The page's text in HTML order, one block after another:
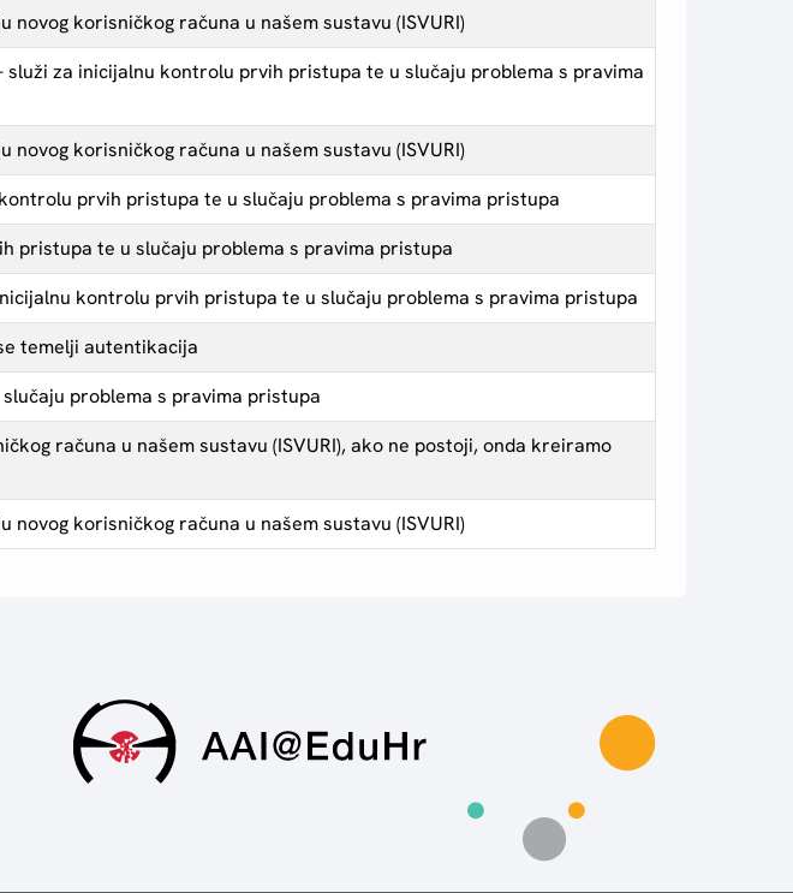
korisničkog računa u našem sustavu (ISVURI)
za inicijalnu kontrolu prvih pristupa te u slučaju problema s pravima
korisničkog računa u našem sustavu (ISVURI)
prvih pristupa te u slučaju problema s pravima pristupa
pristupa te u slučaju problema s pravima pristupa
kontrolu prvih pristupa te u slučaju problema s pravima pristupa
temelji autentikacija
problema s pravima pristupa
računa u našem sustavu (ISVURI), ako ne postoji, onda kreiramo
korisničkog računa u našem sustavu (ISVURI)